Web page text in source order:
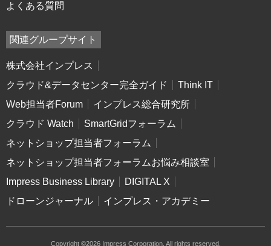
よくある質問
関連グループサイト
株式会社インプレス
クラウド&データセンター完全ガイド
Think IT
Web担当者Forum
インプレス総合研究所
クラウド Watch
SmartGridフォーラム
ネットショップ担当者フォーラム
ネットショップ担当者フォーラムお悩み相談室
Impress Business Library
DIGITAL X
ドローンジャーナル
インプレス・アカデミー
Copyright ©2026 Impress Corporation. All rights reserved.